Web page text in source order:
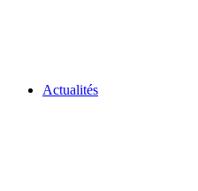
Actualités